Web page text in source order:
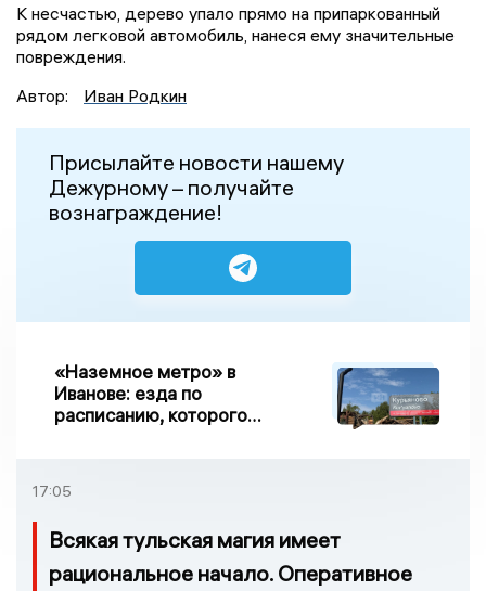
К несчастью, дерево упало прямо на припаркованный
рядом легковой автомобиль, нанеся ему значительные
повреждения.
Автор:
Иван Родкин
Присылайте новости нашему
Дежурному – получайте
вознаграждение!
«Наземное метро» в
Иванове: езда по
расписанию, которого
17:05
Всякая тульская магия имеет
рациональное начало. Оперативное